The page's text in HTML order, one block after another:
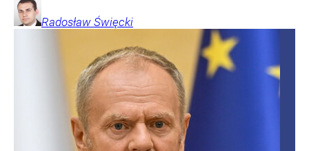
Radosław Święcki